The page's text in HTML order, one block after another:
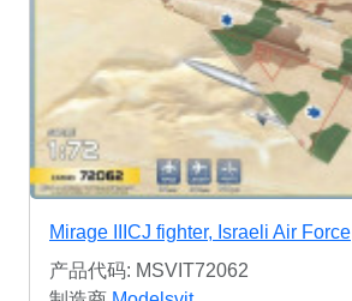
Mirage IIICJ fighter, Israeli Air Force
产品代码: MSVIT72062